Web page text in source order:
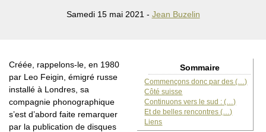
Samedi 15 mai 2021 - Jean Buzelin
Sommaire
Commençons donc par des (…)
Côté suisse
Continuons vers le sud : (…)
Et de belles rencontres (…)
Liens
Créée, rappelons-le, en 1980
par Leo Feigin, émigré russe
installé à Londres, sa
compagnie phonographique
s’est d’abord faite remarquer
par la publication de disques